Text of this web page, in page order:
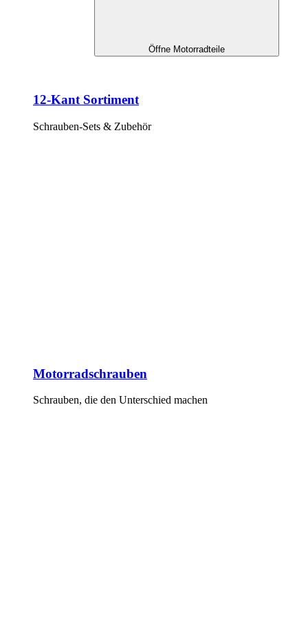
Öffne Motorradteile
12-Kant Sortiment
Schrauben-Sets & Zubehör
Motorradschrauben
Schrauben, die den Unterschied machen